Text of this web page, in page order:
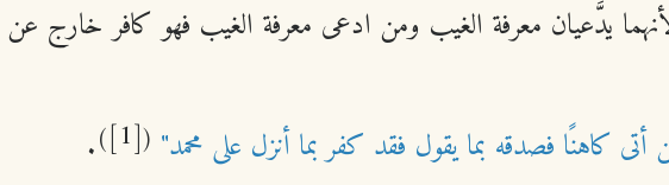
يدَّعيان معرفة الغيب ومن ادعى معرفة الغيب فهو كافر خارج عن
أتى كاهنًا فصدقه بما يقول فقد كفر بما أنزل على محمد" (
[1]
)
.